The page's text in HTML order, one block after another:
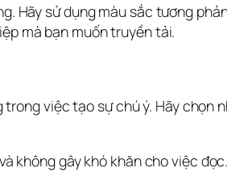
sử dụng màu sắc tương
mà bạn muốn truyền tải.
việc tạo sự chú ý. Hãy chọn
không gây khó khăn cho việc đọc.